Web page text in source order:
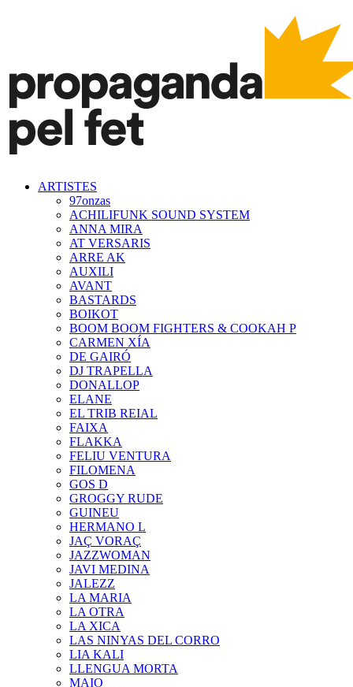
ARTISTES
97onzas
ACHILIFUNK SOUND SYSTEM
ANNA MIRA
AT VERSARIS
ARRE AK
AUXILI
AVANT
BASTARDS
BOIKOT
BOOM BOOM FIGHTERS & COOKAH P
CARMEN XÍA
DE GAIRÓ
DJ TRAPELLA
DONALLOP
ELANE
EL TRIB REIAL
FAIXA
FLAKKA
FELIU VENTURA
FILOMENA
GOS D
GROGGY RUDE
GUINEU
HERMANO L
JAÇ VORAÇ
JAZZWOMAN
JAVI MEDINA
JALEZZ
LA MARIA
LA OTRA
LA XICA
LAS NINYAS DEL CORRO
LIA KALI
LLENGUA MORTA
MAIO